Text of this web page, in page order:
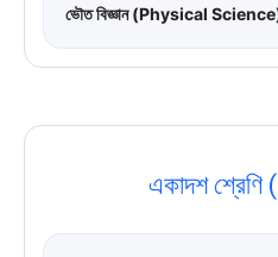
ভৌত বিজ্ঞান (Physical
একাদশ